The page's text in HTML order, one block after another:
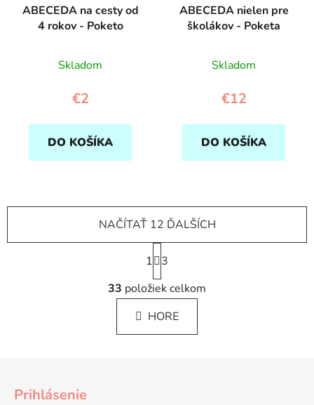
ABECEDA na cesty od
4 rokov - Poketo
Skladom
€2
DO KOŠÍKA
ABECEDA nielen pre
školákov - Poketa
Skladom
€12
DO KOŠÍKA
O
v
l
á
d
NAČÍTAŤ 12 ĎALŠÍCH
S
t
r
á
n
k
1
3
33 položiek celkom
HORE
Prihlásenie